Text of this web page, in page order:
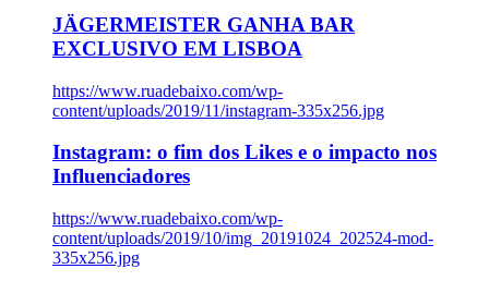
JÄGERMEISTER GANHA BAR
EXCLUSIVO EM LISBOA
https://www.ruadebaixo.com/wp-
content/uploads/2019/11/instagram-335x256.jpg
Instagram: o fim dos Likes e o impacto nos
Influenciadores
https://www.ruadebaixo.com/wp-
content/uploads/2019/10/img_20191024_202524-mod-
335x256.jpg